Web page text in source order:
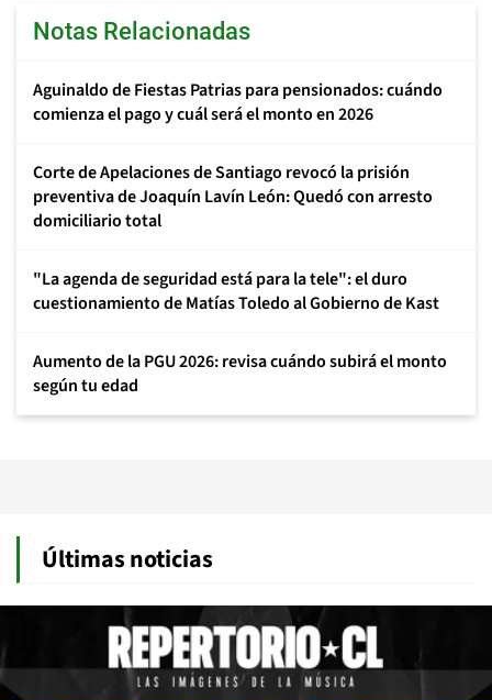
Notas Relacionadas
Aguinaldo de Fiestas Patrias para pensionados: cuándo
comienza el pago y cuál será el monto en 2026
Corte de Apelaciones de Santiago revocó la prisión
preventiva de Joaquín Lavín León: Quedó con arresto
domiciliario total
"La agenda de seguridad está para la tele": el duro
cuestionamiento de Matías Toledo al Gobierno de Kast
Aumento de la PGU 2026: revisa cuándo subirá el monto
según tu edad
Últimas noticias